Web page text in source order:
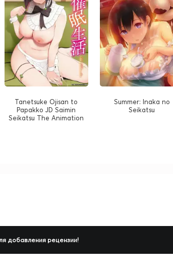
Tanetsuke Ojisan to
Papakko JD Saimin
Seikatsu The Animation
Summer: Inaka no
Seikatsu
добавления рецензии!